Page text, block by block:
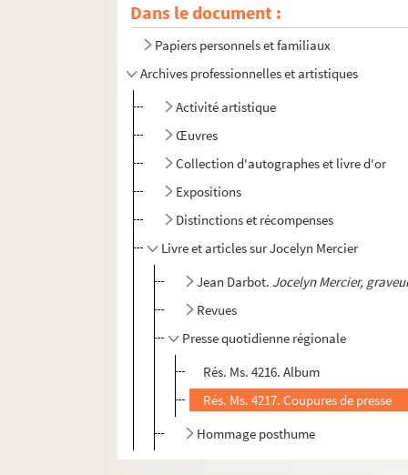
Dans le document :
Papiers personnels et familiaux
Archives professionnelles et artistiques
Activité artistique
Œuvres
Collection d'autographes et livre d'or
Expositions
Distinctions et récompenses
Livre et articles sur Jocelyn Mercier
Jean Darbot. Jocelyn Mercier,
Revues
Presse quotidienne régionale
Rés. Ms. 4216. Album
Rés. Ms. 4217. Coupures de presse
Hommage posthume